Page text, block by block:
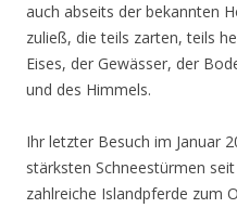
auch abseits der bekannten
zuließ, die teils zarten, teils
Eises, der Gewässer, der
und des Himmels.
Ihr letzter Besuch im Januar
stärksten Schneestürmen
zahlreiche Islandpferde zum